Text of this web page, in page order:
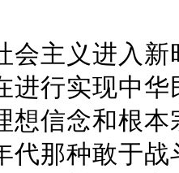
主义进入新
进行实现中
想信念和根
代那种敢于